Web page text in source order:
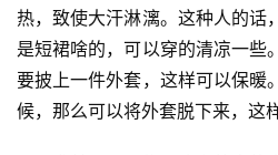
热，致使大汗淋漓。这种人的话
是短裙啥的，可以穿的清凉一些
要披上一件外套，这样可以保暖
候，那么可以将外套脱下来，这